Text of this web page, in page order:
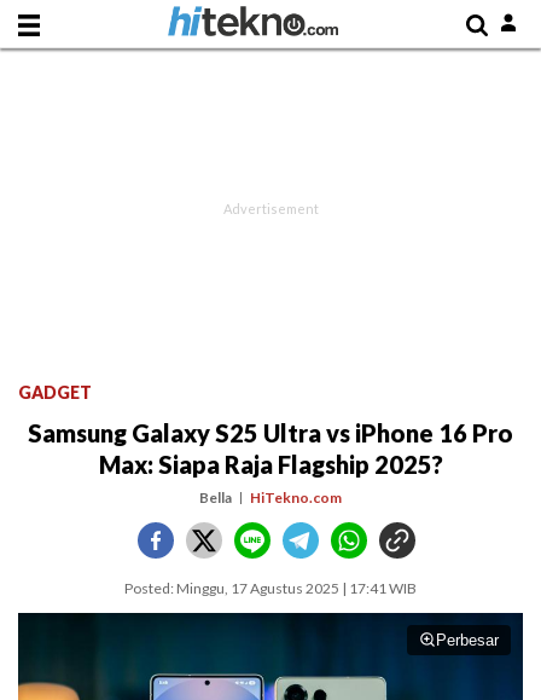
GADGET
Samsung Galaxy S25 Ultra vs iPhone 16 Pro
Max: Siapa Raja Flagship 2025?
Bella HiTekno.com
Posted: Minggu, 17 Agustus 2025 | 17:41 WIB
Perbesar